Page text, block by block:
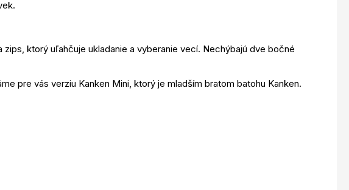
ktorý uľahčuje ukladanie a vyberanie vecí. Nechýbajú dve bočné
pre vás verziu Kanken Mini, ktorý je mladším bratom batohu Kanken.